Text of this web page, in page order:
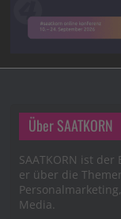
Über SAATKORN
SAATKORN ist
er über die
Media.